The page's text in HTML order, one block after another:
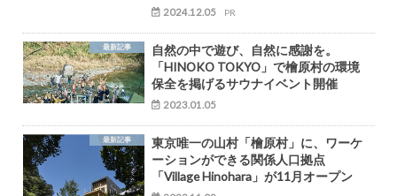
2024.12.05 PR
最新記事
自然の中で遊び、自然に感謝を。
「HINOKO TOKYO」で檜原村の環境
保全を掲げるサウナイベント開催
2023.01.05
最新記事
東京唯一の山村「檜原村」に、ワーケ
ーションができる関係人口拠点
「Village Hinohara」が11月オープン